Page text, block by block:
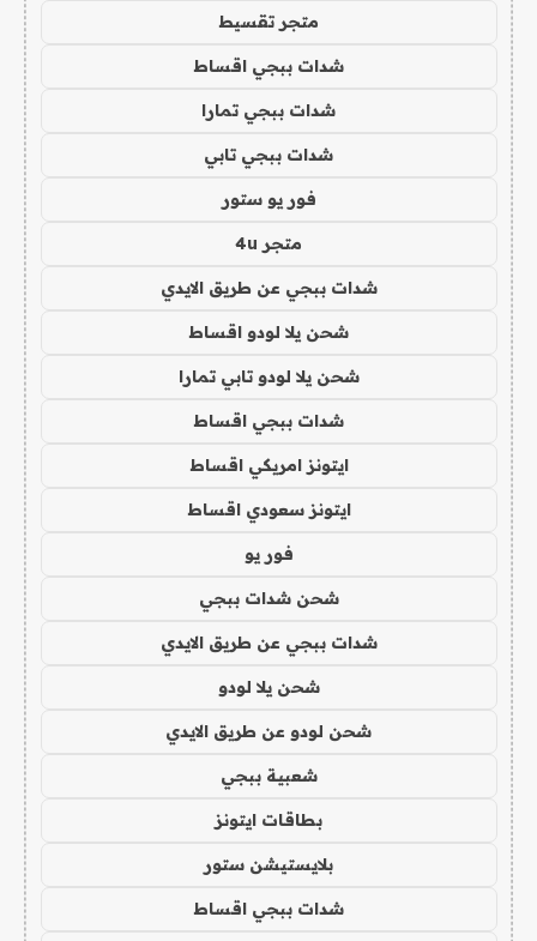
متجر تقسيط
شدات ببجي اقساط
شدات ببجي تمارا
شدات ببجي تابي
فور يو ستور
متجر 4u
شدات ببجي عن طريق الايدي
شحن يلا لودو اقساط
شحن يلا لودو تابي تمارا
شدات ببجي اقساط
ايتونز امريكي اقساط
ايتونز سعودي اقساط
فور يو
شحن شدات ببجي
شدات ببجي عن طريق الايدي
شحن يلا لودو
شحن لودو عن طريق الايدي
شعبية ببجي
بطاقات ايتونز
بلايستيشن ستور
شدات ببجي اقساط